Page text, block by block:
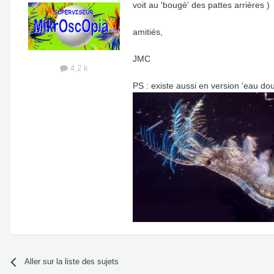
4,2 k
voit au 'bougé' des pattes arrières )
amitiés,
JMC
PS : existe aussi en version 'eau
Aller sur la liste des sujets